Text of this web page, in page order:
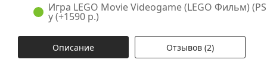
Игра LEGO Movie Videogame (LEGO Фильм)
у (+1590 р.)
Описание Отзывов (2)